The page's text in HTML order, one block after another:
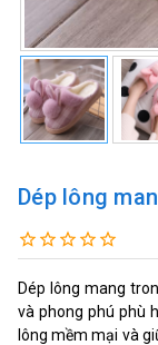
Dép lông
Dép lông mang
và phong phú phù
lông mềm mại và